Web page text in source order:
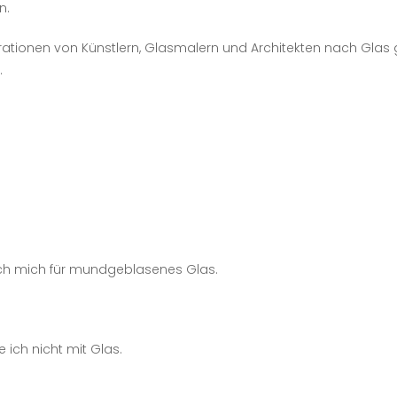
von Künstlern, Glasmalern und Architekten nach
mich für mundgeblasenes Glas.
ich nicht mit Glas.